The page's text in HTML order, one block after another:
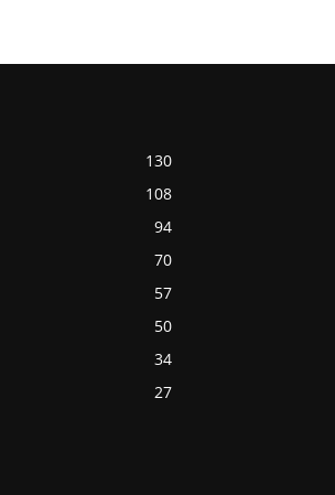
130
108
94
70
57
50
34
27